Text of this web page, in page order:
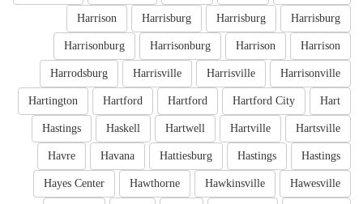
Harrisburg
Harrisburg
Harrisburg
Harrison
Harrison
Harrison
Harrisonburg
Harrisonburg
Harrisonville
Harrisville
Harrisville
Harrodsburg
Hart
Hartford City
Hartford
Hartford
Hartington
Hartsville
Hartville
Hartwell
Haskell
Hastings
Hastings
Hastings
Hattiesburg
Havana
Havre
Hawesville
Hawkinsville
Hawthorne
Hayes Center